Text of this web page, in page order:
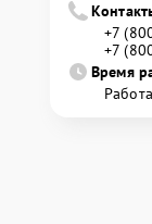
+7
+7
Время